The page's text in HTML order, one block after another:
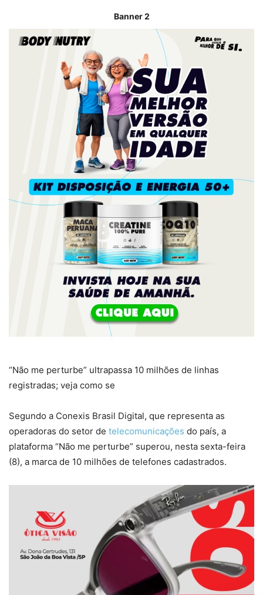
Banner 2
“Não me perturbe” ultrapassa 10 milhões de linhas
registradas; veja como se
Segundo a Conexis Brasil Digital, que representa as
operadoras do setor de telecomunicações do país, a
plataforma “Não me perturbe” superou, nesta sexta-feira
(8), a marca de 10 milhões de telefones cadastrados.